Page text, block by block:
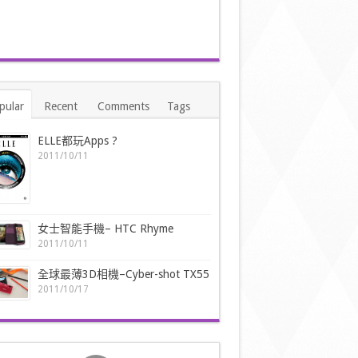
Recent Comments Tags
ELLE都玩Apps ?
2011/10/11
女士智能手機– HTC Rhyme
2011/10/11
全球最薄3D相機–Cyber-shot TX55
2011/10/17